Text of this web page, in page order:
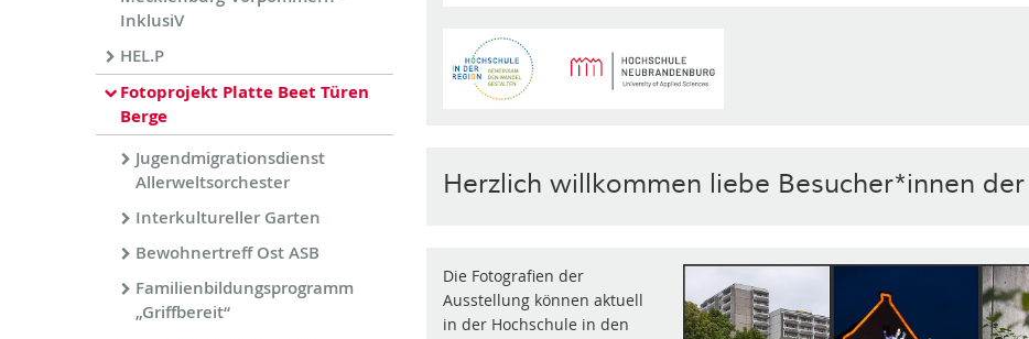
InklusiV
HEL.P
Fotoprojekt Platte Beet Türen
Berge
Jugendmigrationsdienst
Allerweltsorchester
Interkultureller Garten
Bewohnertreff Ost ASB
Familienbildungsprogramm
„Griffbereit“
Herzlich willkommen liebe Besucher*innen
Die Fotografien der
Ausstellung können aktuell
in der Hochschule in den